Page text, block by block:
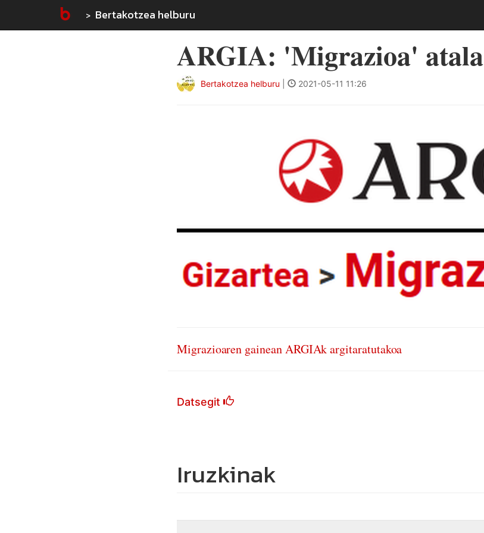
Bertakotzea helburu
ARGIA: 'Migrazioa' atala
Bertakotzea helburu 2021-05-11 11:26
Migrazioaren gainean ARGIAk argitaratutakoa
Datsegit
Iruzkinak